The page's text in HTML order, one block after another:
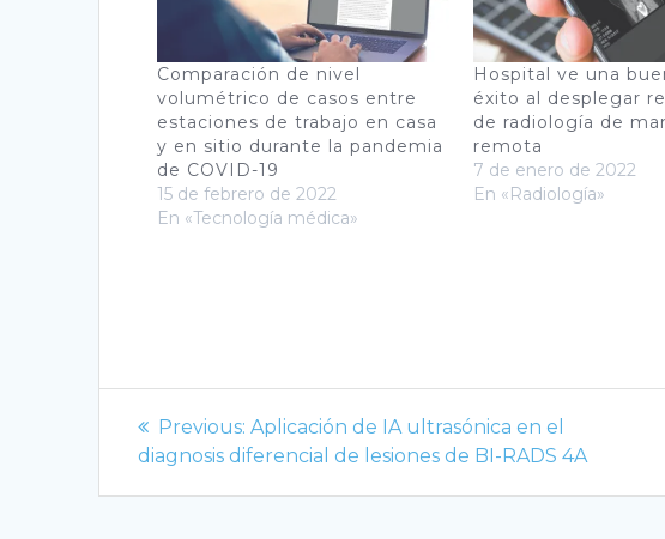
Comparación de nivel
volumétrico de casos entre
estaciones de trabajo en casa
y en sitio durante la pandemia
de COVID-19
15 de febrero de 2022
En «Tecnología médica»
Hospital ve una
éxito al desplegar
de radiología de
remota
7 de enero de 2022
En «Radiología»
Navegación
de
Previous: Previous
post:
Aplicación de IA ultrasónica en el
diagnosis diferencial de lesiones de BI-RADS 4A